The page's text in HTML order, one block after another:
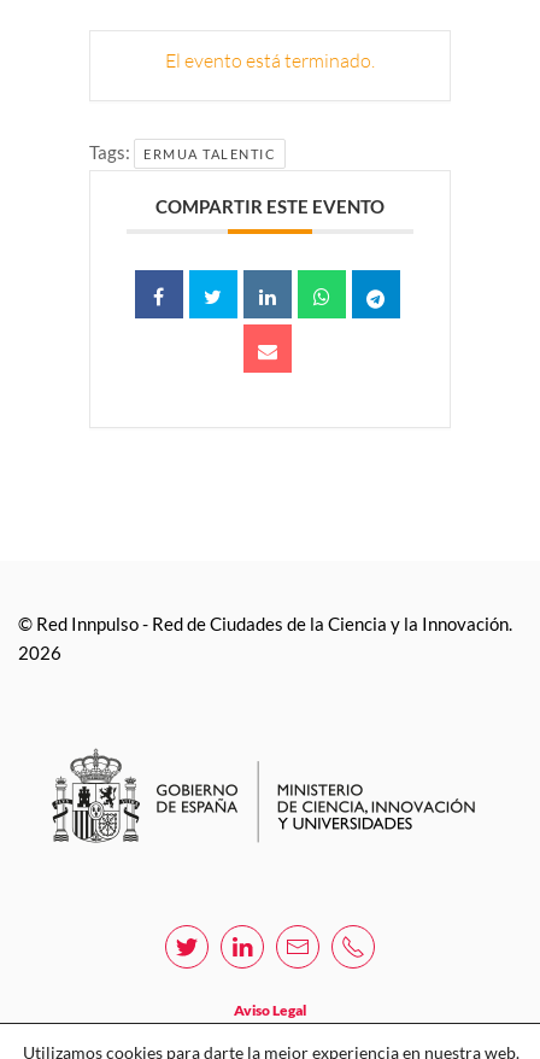
El evento está terminado.
Tags: ERMUA TALENTIC
COMPARTIR ESTE EVENTO
© Red Innpulso - Red de Ciudades de la Ciencia y la Innovación.
2026
Aviso Legal
Política de privacidad
Utilizamos cookies para darte la mejor experiencia en nuestra web.